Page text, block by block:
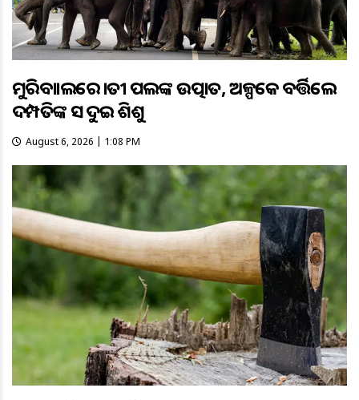
ମୁରିବାହାଲରେ ହାତୀ ପଲଙ୍କ ଉତ୍ପାତ, ଅଳ୍ପକେ ବର୍ତ୍ତିଲେ
ଦମ୍ପତିଙ୍କ ସହ ଦୁଇ ଶିଶୁ
August 6, 2026 | 1:08 PM